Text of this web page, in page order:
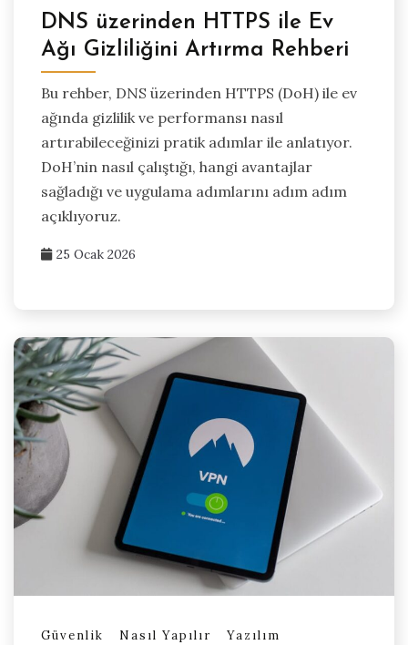
DNS üzerinden HTTPS ile Ev
Ağı Gizliliğini Artırma Rehberi
Bu rehber, DNS üzerinden HTTPS (DoH) ile ev
ağında gizlilik ve performansı nasıl
artırabileceğinizi pratik adımlar ile anlatıyor.
DoH’nin nasıl çalıştığı, hangi avantajlar
sağladığı ve uygulama adımlarını adım adım
açıklıyoruz.
25 Ocak 2026
Güvenlik Nasıl Yapılır Yazılım